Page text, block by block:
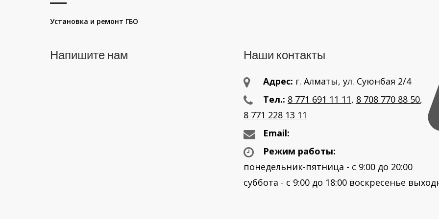
Установка и ремонт ГБО
Напишите нам Наши контакты
Адрес: г. Aлматы, ул. Суюнбая 2/4
Тел.: 8 771 691 11 11, 8 708 770 88 50,
8 771 228 13 11
Email:
Режим работы:
понедельник-пятница - с 9:00 до 20:00
суббота - с 9:00 до 18:00 воскресенье